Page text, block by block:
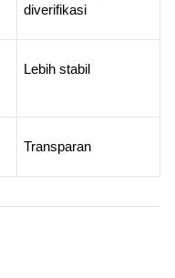
diverifikasi
Lebih stabil
Transparan